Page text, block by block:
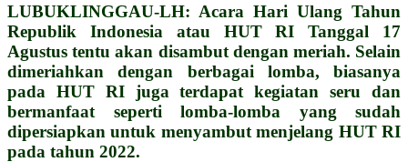
LUBUKLINGGAU-LH: Acara Hari Ulang Tahun
Republik Indonesia atau HUT RI Tanggal 17
Agustus tentu akan disambut dengan meriah. Selain
dimeriahkan dengan berbagai lomba, biasanya
pada HUT RI juga terdapat kegiatan seru dan
bermanfaat seperti lomba-lomba yang sudah
dipersiapkan untuk menyambut menjelang HUT RI
pada tahun 2022.